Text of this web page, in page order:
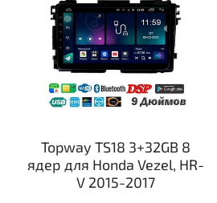
Topway TS18 3+32GB 8
ядер для Honda Vezel, HR-
V 2015-2017